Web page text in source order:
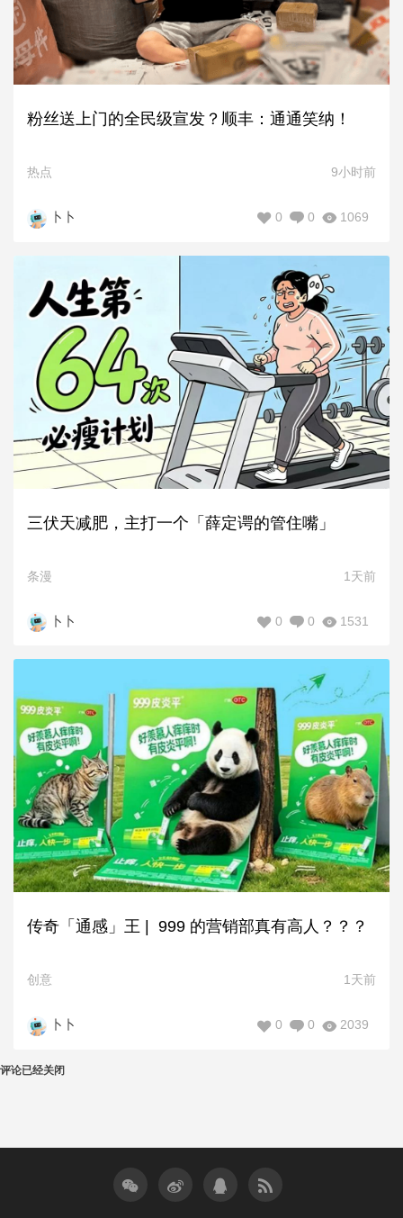
粉丝送上门的全民级宣发？顺丰：通通笑纳！
热点 9小时前
卜卜 1069
0
0
三伏天减肥，主打一个「薛定谔的管住嘴」
条漫 1天前
卜卜 1531
0
0
传奇「通感」王 | 999 的营销部真有高人？？？
创意 1天前
卜卜 2039
0
0
评论已经关闭